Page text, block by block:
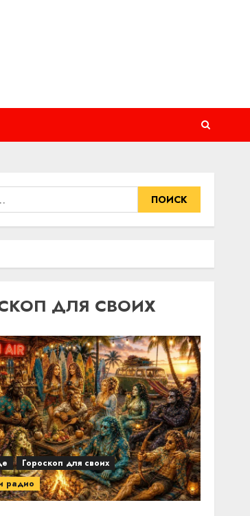
ДЛЯ СВОИХ
Гороскоп для своих
радио